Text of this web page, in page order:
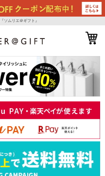
ソムリエ＠ギフト』